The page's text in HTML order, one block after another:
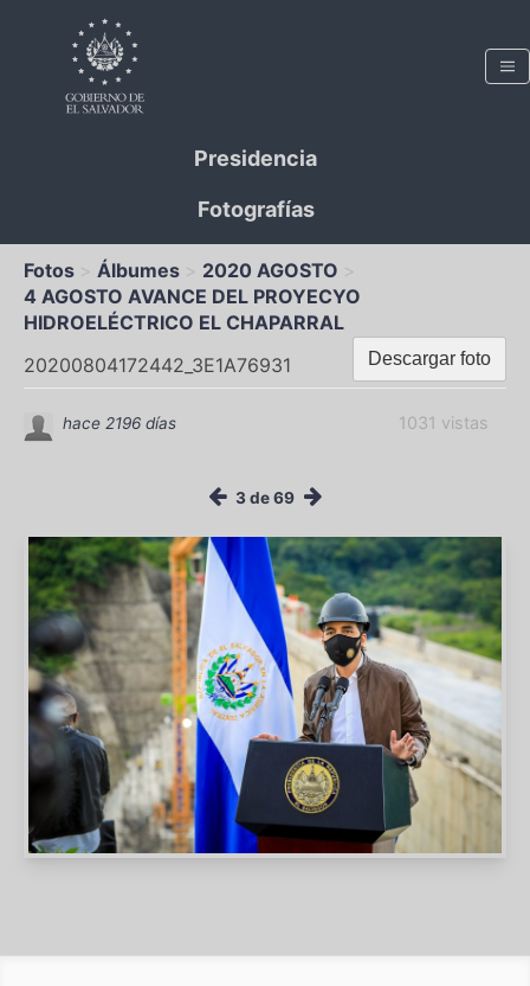
Presidencia
Fotografías
Fotos Álbumes
2020 AGOSTO
4 AGOSTO AVANCE DEL PROYECYO
HIDROELÉCTRICO EL CHAPARRAL
Descargar foto
20200804172442_3E1A76931
1031 vistas
hace 2196 días
3 de 69